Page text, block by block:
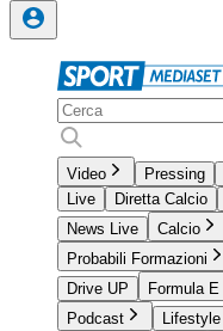
Video Pressing
Live
Diretta Calcio
News Live
Calcio
Probabili Formazioni
Drive UP
Formula E
Podcast
Lifestyle